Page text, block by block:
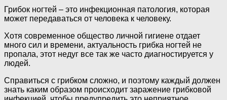
Грибок ногтей – это инфекционная патология, которая
может передаваться от человека к человеку.
Хотя современное общество личной гигиене отдает
много сил и времени, актуальность грибка ногтей не
пропала, этот недуг все так же часто диагностируется у
людей.
Справиться с грибком сложно, и поэтому каждый должен
знать каким образом происходит заражение грибковой